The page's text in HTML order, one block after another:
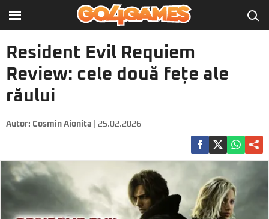
Resident Evil Requiem
Review: cele două fețe ale
răului
Autor: Cosmin Aionita | 25.02.2026